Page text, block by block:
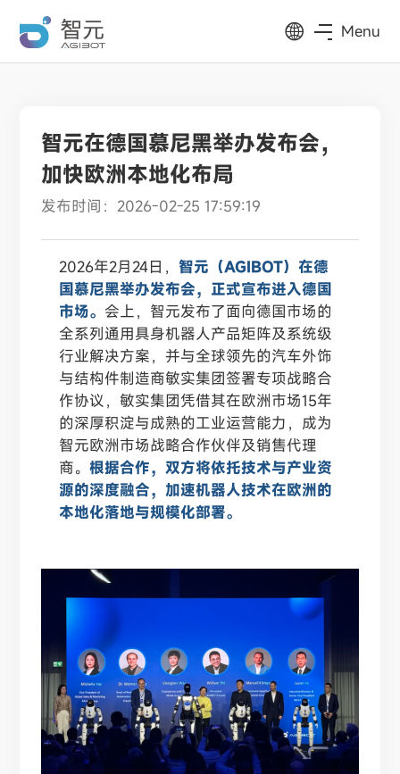
Menu
智元在德国慕尼黑举办发布会，
加快欧洲本地化布局
发布时间：2026-02-25 17:59:19
2026年2月24日， 智元（AGIBOT）在德
国慕尼黑举办发布会，正式宣布进入德国
市场。 会上，智元发布了面向德国市场的
全系列通用具身机器人产品矩阵及系统级
行业解决方案，并与全球领先的汽车外饰
与结构件制造商敏实集团签署专项战略合
作协议，敏实集团凭借其在欧洲市场15年
的深厚积淀与成熟的工业运营能力，成为
智元欧洲市场战略合作伙伴及销售代理
商。根据合作，双方将依托技术与产业资
源的深度融合，加速机器人技术在欧洲的
本地化落地与规模化部署。